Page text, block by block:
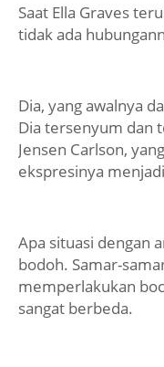
Saat Ella Graves
tidak ada
Dia, yang awalnya
Dia tersenyum dan
Jensen Carlson,
ekspresinya
Apa situasi dengan
bodoh. Samar-
memperlakukan
sangat berbeda.